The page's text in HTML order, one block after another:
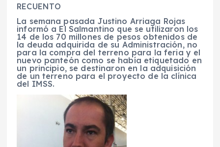
RECUENTO
La semana pasada Justino Arriaga Rojas
informó a El Salmantino que se utilizaron los
14 de los 70 millones de pesos obtenidos de
la deuda adquirida de su Administración, no
para la compra del terreno para la feria y el
nuevo panteón como se había etiquetado en
un principio, se destinaron en la adquisición
de un terreno para el proyecto de la clínica
del IMSS.